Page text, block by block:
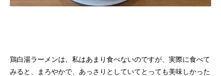
鶏白湯ラーメンは、私はあまり食べないのですが、実際に食べて
みると、まろやかで、あっさりとしていてとっても美味しかった